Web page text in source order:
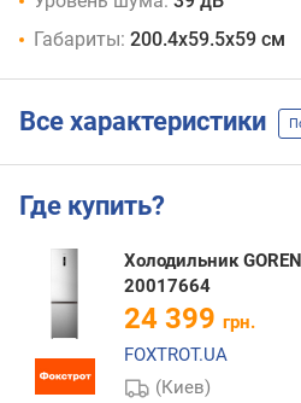
Габариты: 200.4х59.5х59 см
Все характеристики
Где купить?
Холодильник
20017664
24 399 грн.
FOXTROT.UA
(Киев)